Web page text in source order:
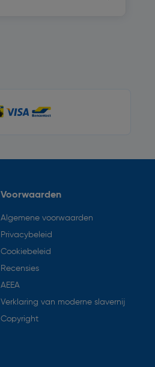
Voorwaarden
Algemene voorwaarden
Privacybeleid
Cookiebeleid
Recensies
AEEA
Verklaring van moderne slavernij
Copyright